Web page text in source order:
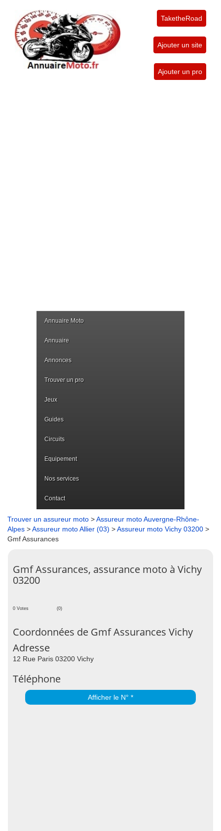
TaketheRoad
Ajouter un site
Ajouter un pro
Annuaire Moto
Annuaire
Annonces
Trouver un pro
Jeux
Guides
Circuits
Equipement
Nos services
Contact
Trouver un assureur moto >Assureur moto Auvergne-Rhône-
Alpes >Assureur moto Allier (03) >Assureur moto Vichy 03200 >
Gmf Assurances
Gmf Assurances, assurance moto à Vichy
03200
0 Votes (0)
Coordonnées de Gmf Assurances Vichy
Adresse
12 Rue Paris 03200 Vichy
Téléphone
Afficher le N° *